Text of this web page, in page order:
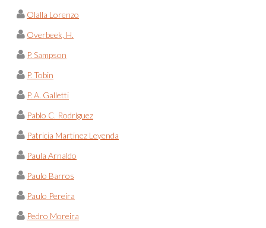
Olalla Lorenzo
Overbeek, H.
P. Sampson
P. Tobin
P. A. Galletti
Pablo C. Rodríguez
Patricia Martinez Leyenda
Paula Arnaldo
Paulo Barros
Paulo Pereira
Pedro Moreira